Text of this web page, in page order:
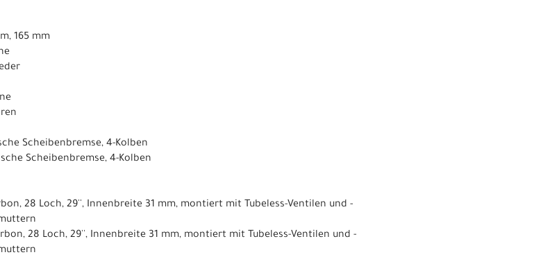
165 mm
Scheibenbremse, 4-Kolben
Scheibenbremse, 4-Kolben
28 Loch, 29'', Innenbreite 31 mm, montiert mit Tubeless-Ventilen und -
28 Loch, 29'', Innenbreite 31 mm, montiert mit Tubeless-Ventilen und -